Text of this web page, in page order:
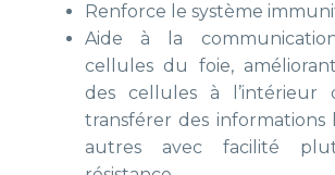
Renforce le système
Aide à la
cellules du foie,
des cellules à
transférer des informations
autres avec facilité